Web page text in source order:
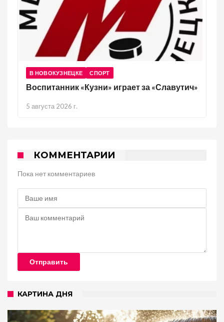
В НОВОКУЗНЕЦКЕ СПОРТ
Воспитанник «Кузни» играет за «Славутич»
5 августа 2026 г.
КОММЕНТАРИИ
Пока нет комментариев
Отправить
КАРТИНА ДНЯ